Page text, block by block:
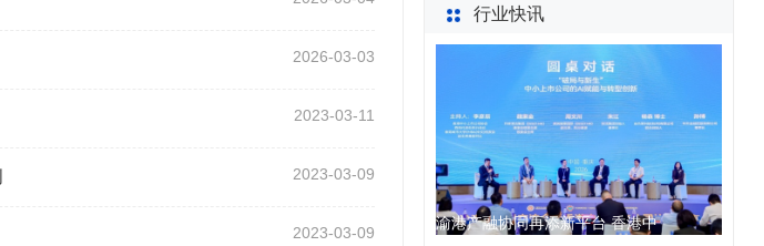
2026-03-03
2023-03-11
2023-03-09
2023-03-09
行业快讯
渝港产融协同再添新平台 香港中